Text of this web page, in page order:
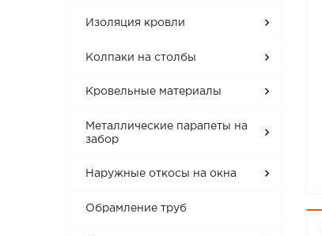
Изоляция кровли
Колпаки на столбы
Кровельные материалы
Металлические парапеты на
забор
Наружные откосы на окна
Обрамление труб